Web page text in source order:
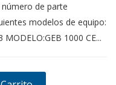
de parte
modelos de equipo:
1000 CE...